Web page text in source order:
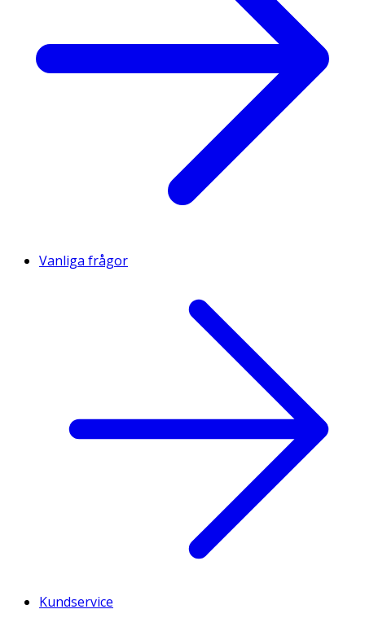
Vanliga frågor
Kundservice